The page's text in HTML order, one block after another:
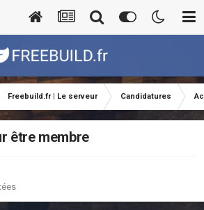
Freebuild.fr | Le serveur Candidatures
être membre